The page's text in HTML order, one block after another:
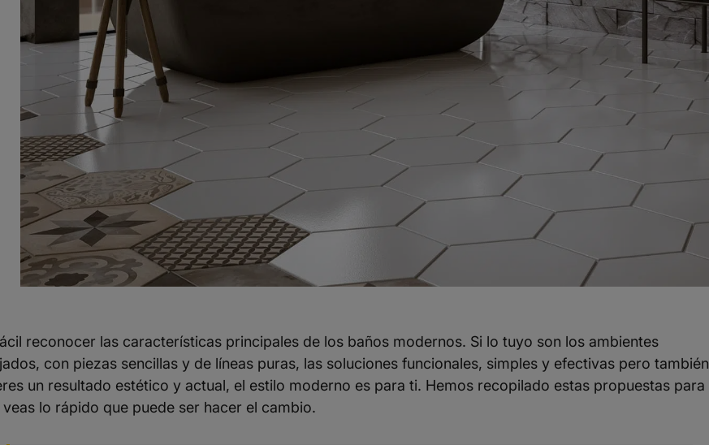
reconocer las características principales de los baños modernos. Si lo tuyo son los ambientes
con piezas sencillas y de líneas puras, las soluciones funcionales, simples y efectivas pero también
un resultado estético y actual, el estilo moderno es para ti. Hemos recopilado estas propuestas para
veas lo rápido que puede ser hacer el cambio.